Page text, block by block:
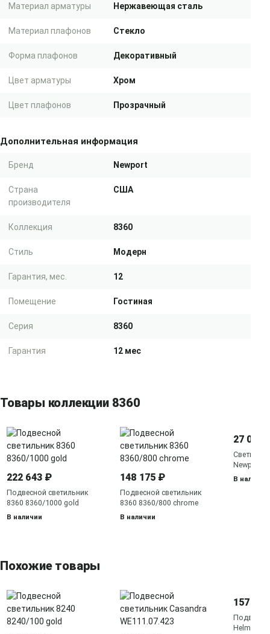
Материал арматуры Нержавеющая сталь
Материал плафонов Стекло
Форма плафонов Декоративный
Цвет арматуры Хром
Цвет плафонов Прозрачный
Дополнительная информация
Бренд Newport
Страна
производителя
США
Коллекция 8360
Стиль Модерн
Гарантия, мес. 12
Помещение Гостиная
Серия 8360
Гарантия 12 мес
Товары коллекции 8360
222 643 ₽
Подвесной светильник
8360 8360/1000 gold
В наличии
148 175 ₽
Подвесной светильник
8360 8360/800 chrome
В наличии
27 053
Newport
chrome
В наличии
Похожие товары
157
Helma